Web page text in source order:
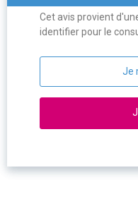
Cet avis provient
identifier pour le
Je